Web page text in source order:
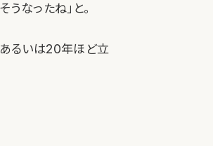
なったね」と。
あるいは20年ほど立